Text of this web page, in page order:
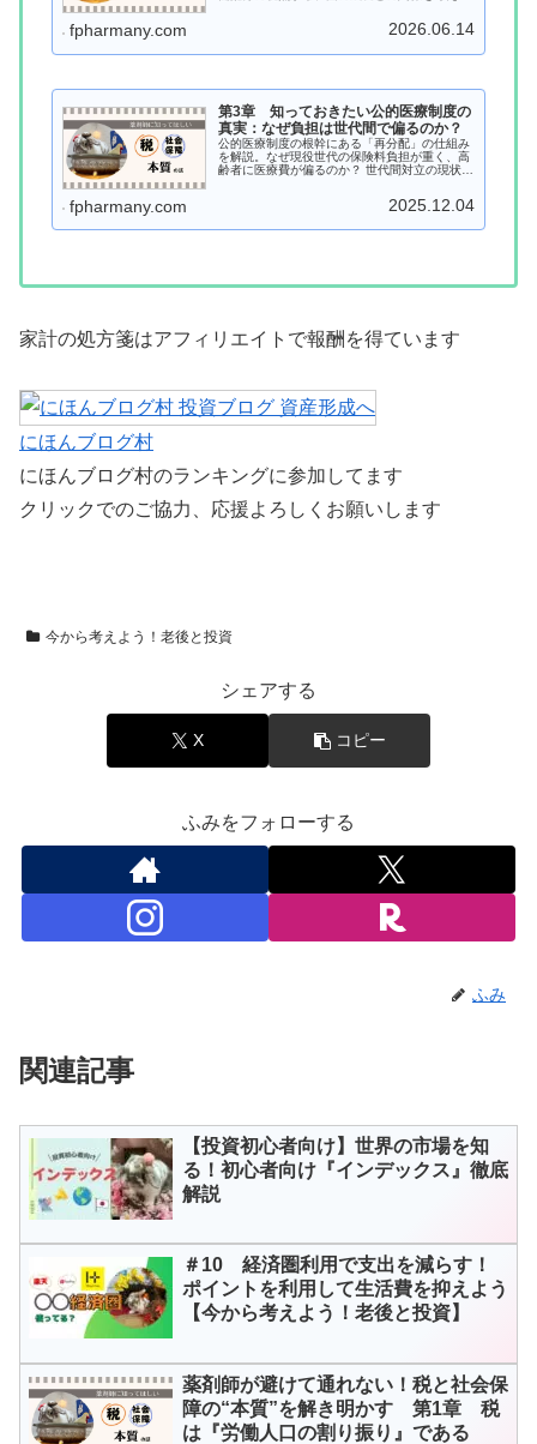
fpharmany.com 2026.06.14
第3章 知っておきたい公的医療制度の
真実：なぜ負担は世代間で偏るのか？
公的医療制度の根幹にある「再分配」の仕組み
を解説。なぜ現役世代の保険料負担が重く、高
齢者に医療費が偏るのか？ 世代間対立の現状
fpharmany.com 2025.12.04
家計の処方箋はアフィリエイトで報酬を得ています
にほんブログ村
にほんブログ村のランキングに参加してます
クリックでのご協力、応援よろしくお願いします
今から考えよう！老後と投資
シェアする
X コピー
ふみをフォローする
ふみ
関連記事
【投資初心者向け】世界の市場を知
る！初心者向け『インデックス』徹底
解説
＃10 経済圏利用で支出を減らす！
ポイントを利用して生活費を抑えよう
【今から考えよう！老後と投資】
薬剤師が避けて通れない！税と社会保
障の“本質”を解き明かす 第1章 税
は『労働人口の割り振り』である